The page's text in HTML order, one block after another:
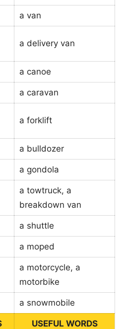
a van
a delivery van
a canoe
a caravan
a forklift
a bulldozer
a gondola
a towtruck, a
breakdown van
a shuttle
a moped
a motorcycle, a
motorbike
a snowmobile
USEFUL WORDS